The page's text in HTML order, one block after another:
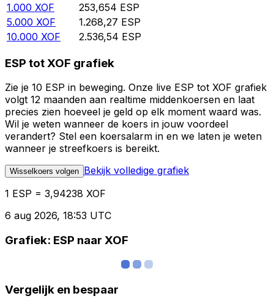
1.000 XOF 253,654 ESP
5.000 XOF 1.268,27 ESP
10.000 XOF 2.536,54 ESP
ESP tot XOF grafiek
Zie je 10 ESP in beweging. Onze live ESP tot XOF grafiek
volgt 12 maanden aan realtime middenkoersen en laat
precies zien hoeveel je geld op elk moment waard was.
Wil je weten wanneer de koers in jouw voordeel
verandert? Stel een koersalarm in en we laten je weten
wanneer je streefkoers is bereikt.
Wisselkoers volgen Bekijk volledige grafiek
1 ESP = 3,94238 XOF
6 aug 2026, 18:53 UTC
Grafiek: ESP naar XOF
Vergelijk en bespaar